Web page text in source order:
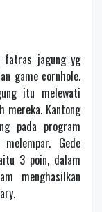
fatras jagung yg
game cornhole.
itu melewati
mereka. Kantong
pada program
Gede
3 poin, dalam
menghasilkan